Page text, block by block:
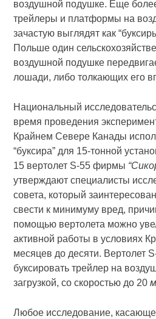
воздушной подушке. Еще
трейлеры и платформы на
зачастую выглядят как
Польше один
воздушной подушке
лошади, либо толкающих его
Национальный
время проведения
Крайнем Севере Канады
“буксира” для 15-тонной
15 вертолет S-55 фирмы
утверждают специалисты
совета, который
свести к минимуму вред,
помощью вертолета можно
активной работы в условиях
месяцев до десяти. Вертолет
буксировать трейлер на
загрузкой, со скоростью до 20
Любое исследование,